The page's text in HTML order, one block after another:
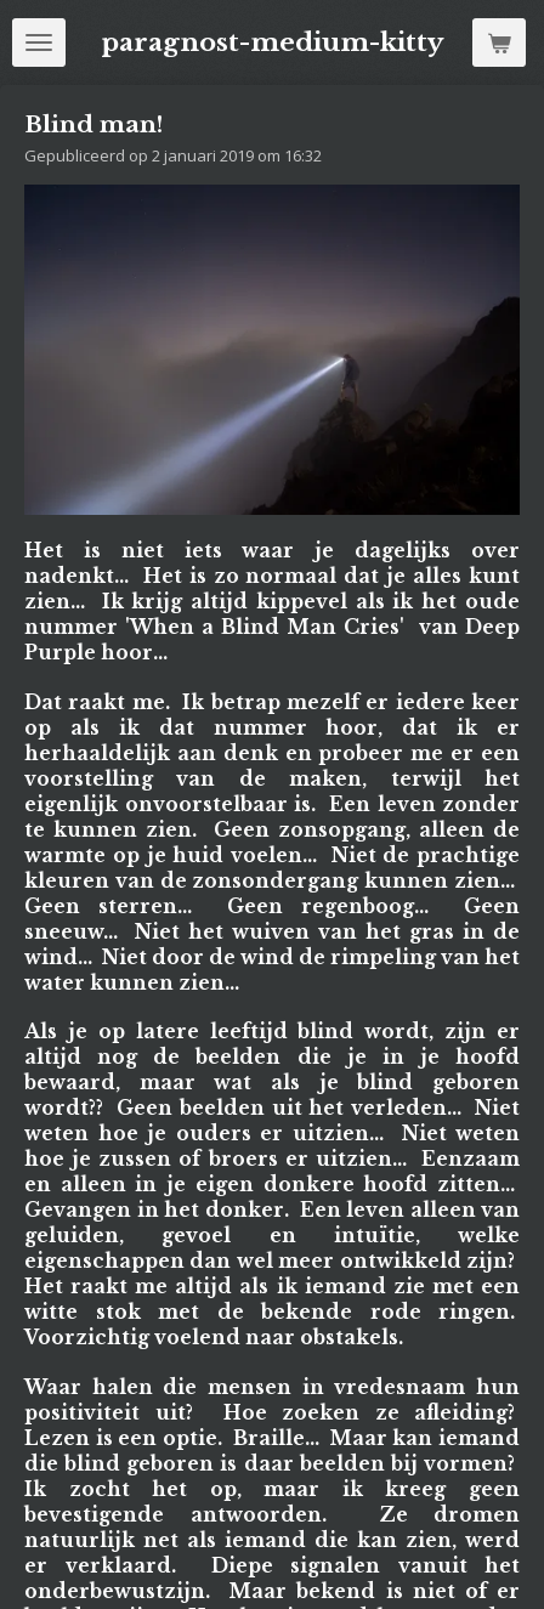
Ga
direct
hoofdinhoud
paragnost-medium-kitty
Blind man!
Gepubliceerd op 2 januari 2019 om 16:32
Het is niet iets waar je dagelijks over
nadenkt... Het is zo normaal dat je alles kunt
zien... Ik krijg altijd kippevel als ik het oude
nummer 'When a Blind Man Cries' van Deep
Purple hoor...
Dat raakt me. Ik betrap mezelf er iedere keer
op als ik dat nummer hoor, dat ik er
herhaaldelijk aan denk en probeer me er een
voorstelling van de maken, terwijl het
eigenlijk onvoorstelbaar is. Een leven zonder
te kunnen zien. Geen zonsopgang, alleen de
warmte op je huid voelen... Niet de prachtige
kleuren van de zonsondergang kunnen zien...
Geen sterren... Geen regenboog... Geen
sneeuw... Niet het wuiven van het gras in de
wind... Niet door de wind de rimpeling van het
water kunnen zien...
Als je op latere leeftijd blind wordt, zijn er
altijd nog de beelden die je in je hoofd
bewaard, maar wat als je blind geboren
wordt?? Geen beelden uit het verleden... Niet
weten hoe je ouders er uitzien... Niet weten
hoe je zussen of broers er uitzien... Eenzaam
en alleen in je eigen donkere hoofd zitten...
Gevangen in het donker. Een leven alleen van
geluiden, gevoel en intuïtie, welke
eigenschappen dan wel meer ontwikkeld zijn?
Het raakt me altijd als ik iemand zie met een
witte stok met de bekende rode ringen.
Voorzichtig voelend naar obstakels.
Waar halen die mensen in vredesnaam hun
positiviteit uit? Hoe zoeken ze afleiding?
Lezen is een optie. Braille... Maar kan iemand
die blind geboren is daar beelden bij vormen?
Ik zocht het op, maar ik kreeg geen
bevestigende antwoorden. Ze dromen
natuurlijk net als iemand die kan zien, werd
er verklaard. Diepe signalen vanuit het
onderbewustzijn. Maar bekend is niet of er